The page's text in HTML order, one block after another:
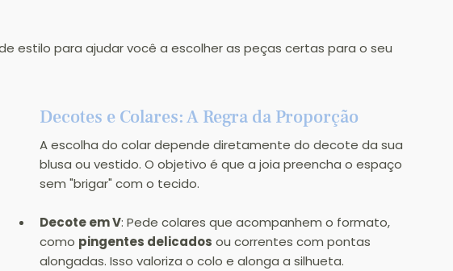
estilo para ajudar você a escolher as peças certas para o seu
Decotes e Colares: A Regra da Proporção
A escolha do colar depende diretamente do decote da sua
blusa ou vestido. O objetivo é que a joia preencha o espaço
sem "brigar" com o tecido.
Decote em V: Pede colares que acompanhem o formato,
como pingentes delicados ou correntes com pontas
alongadas. Isso valoriza o colo e alonga a silhueta.